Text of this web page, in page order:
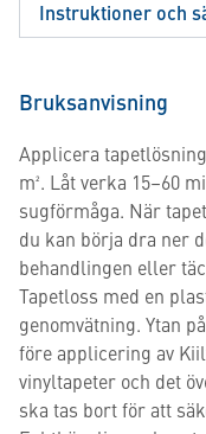
Instruktioner och
Bruksanvisning
Applicera
m². Låt verka 15–60
sugförmåga. När
du kan börja dra ner
behandlingen eller
Tapetloss med en
genomvätning. Ytan
före applicering av
vinyltapeter och det
ska tas bort för att